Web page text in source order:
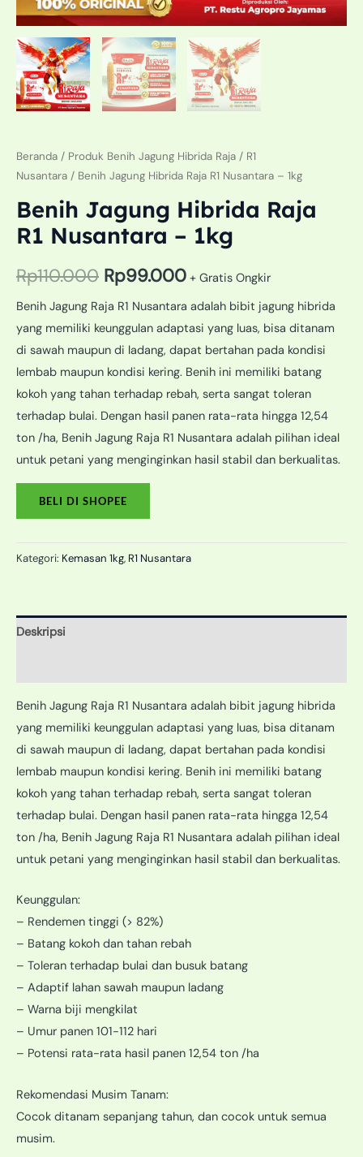
Beranda / Produk Benih Jagung Hibrida Raja / R1
Nusantara / Benih Jagung Hibrida Raja R1 Nusantara – 1kg
Benih Jagung Hibrida Raja
R1 Nusantara – 1kg
Rp110.000 Rp99.000 + Gratis Ongkir
Benih Jagung Raja R1 Nusantara adalah bibit jagung hibrida
yang memiliki keunggulan adaptasi yang luas, bisa ditanam
di sawah maupun di ladang, dapat bertahan pada kondisi
lembab maupun kondisi kering. Benih ini memiliki batang
kokoh yang tahan terhadap rebah, serta sangat toleran
terhadap bulai. Dengan hasil panen rata-rata hingga 12,54
ton /ha, Benih Jagung Raja R1 Nusantara adalah pilihan ideal
untuk petani yang menginginkan hasil stabil dan berkualitas.
BELI DI SHOPEE
Kategori: Kemasan 1kg, R1 Nusantara
Deskripsi
Benih Jagung Raja R1 Nusantara adalah bibit jagung hibrida
yang memiliki keunggulan adaptasi yang luas, bisa ditanam
di sawah maupun di ladang, dapat bertahan pada kondisi
lembab maupun kondisi kering. Benih ini memiliki batang
kokoh yang tahan terhadap rebah, serta sangat toleran
terhadap bulai. Dengan hasil panen rata-rata hingga 12,54
ton /ha, Benih Jagung Raja R1 Nusantara adalah pilihan ideal
untuk petani yang menginginkan hasil stabil dan berkualitas.
Keunggulan:
– Rendemen tinggi (> 82%)
– Batang kokoh dan tahan rebah
– Toleran terhadap bulai dan busuk batang
– Adaptif lahan sawah maupun ladang
– Warna biji mengkilat
– Umur panen 101-112 hari
– Potensi rata-rata hasil panen 12,54 ton /ha
Rekomendasi Musim Tanam:
Cocok ditanam sepanjang tahun, dan cocok untuk semua
musim.